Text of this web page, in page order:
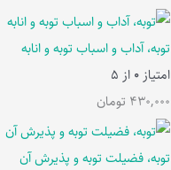
توبه، آداب و اسباب توبه و انابه
امتیاز 0 از 5
430,000 تومان
توبه، فضیلت توبه و پذیرش آن